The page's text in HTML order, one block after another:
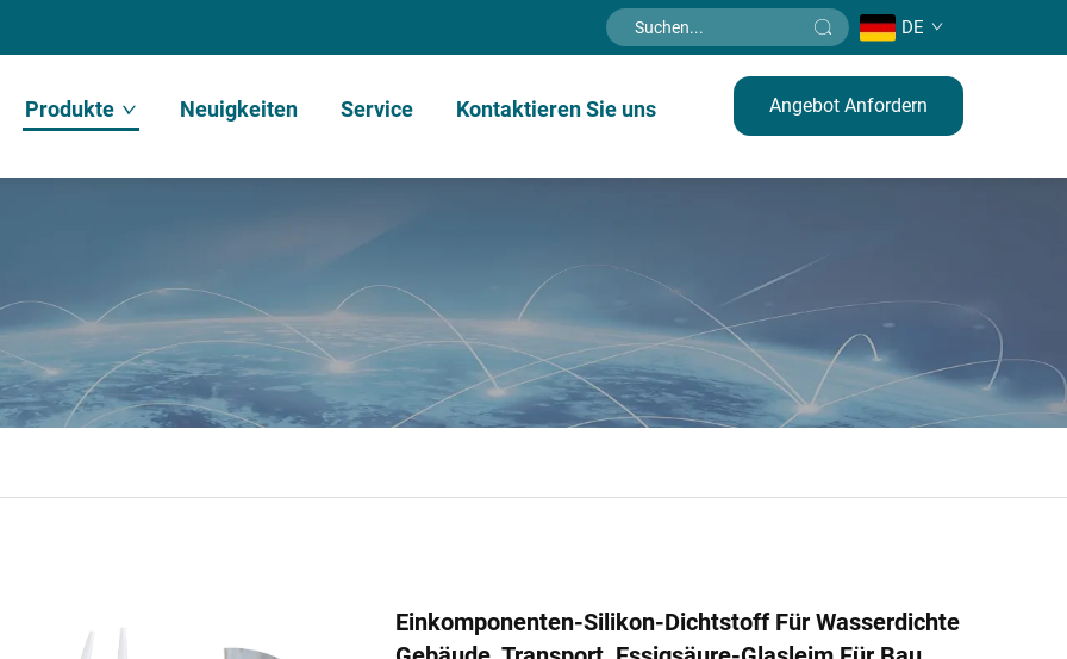
DE
Produkte Neuigkeiten Service Kontaktieren Sie uns Angebot Anfordern
Einkomponenten-Silikon-Dichtstoff Für Wasserdichte